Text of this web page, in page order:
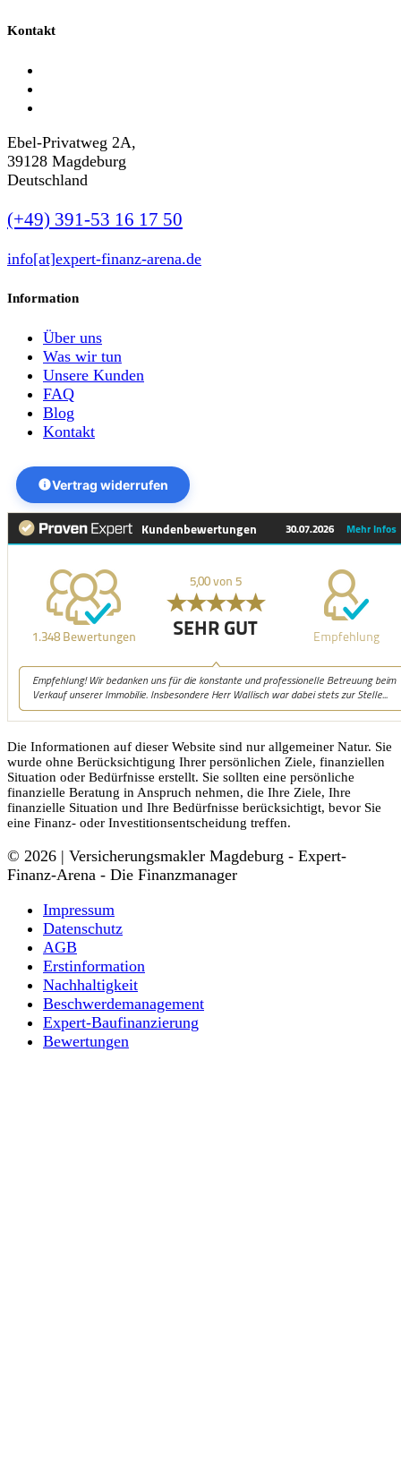
Kontakt
Ebel-Privatweg 2A,
39128 Magdeburg
Deutschland
(+49) 391-53 16 17 50
info[at]expert-finanz-arena.de
Information
Über uns
Was wir tun
Unsere Kunden
FAQ
Blog
Kontakt
Vertrag widerrufen
Die Informationen auf dieser Website sind nur allgemeiner Natur. Sie
wurde ohne Berücksichtigung Ihrer persönlichen Ziele, finanziellen
Situation oder Bedürfnisse erstellt. Sie sollten eine persönliche
finanzielle Beratung in Anspruch nehmen, die Ihre Ziele, Ihre
finanzielle Situation und Ihre Bedürfnisse berücksichtigt, bevor Sie
eine Finanz- oder Investitionsentscheidung treffen.
© 2026 | Versicherungsmakler Magdeburg - Expert-
Finanz-Arena - Die Finanzmanager
Impressum
Datenschutz
AGB
Erstinformation
Nachhaltigkeit
Beschwerdemanagement
Expert-Baufinanzierung
Bewertungen